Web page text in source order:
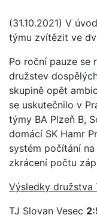
(31.10.2021) V
týmu zvítězit ve
Po roční pauze se
družstev
skupině opět
se uskutečnilo v
týmy BA Plzeň B,
domácí SK Hamr
systém počítání
zkrácení počtu
Výsledky družstva
TJ Slovan Vesec